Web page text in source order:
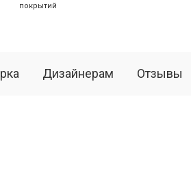
покрытий
Дизайнерам Отзывы